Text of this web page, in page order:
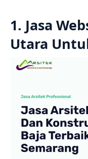
1. Jasa
Utara